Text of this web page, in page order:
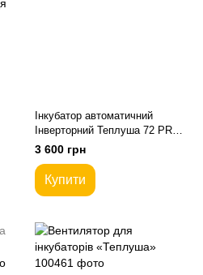
Інкубатор автоматичний
Інверторний Теплуша 72 PRO
220В ТАВ
3 600 грн
Купити